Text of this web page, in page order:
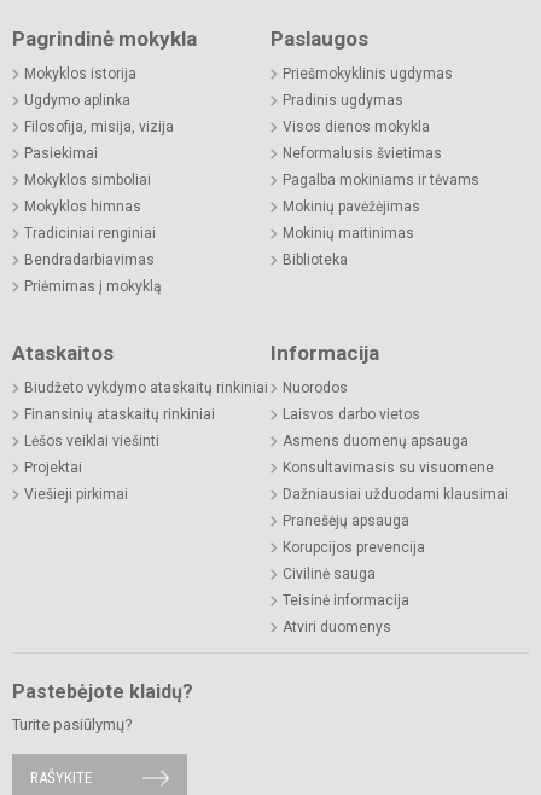
Pagrindinė mokykla
Mokyklos istorija
Ugdymo aplinka
Filosofija, misija, vizija
Pasiekimai
Mokyklos simboliai
Mokyklos himnas
Tradiciniai renginiai
Bendradarbiavimas
Priėmimas į mokyklą
Paslaugos
Priešmokyklinis ugdymas
Pradinis ugdymas
Visos dienos mokykla
Neformalusis švietimas
Pagalba mokiniams ir tėvams
Mokinių pavėžėjimas
Mokinių maitinimas
Biblioteka
Ataskaitos
Biudžeto vykdymo ataskaitų rinkiniai
Finansinių ataskaitų rinkiniai
Lėšos veiklai viešinti
Projektai
Viešieji pirkimai
Informacija
Nuorodos
Laisvos darbo vietos
Asmens duomenų apsauga
Konsultavimasis su visuomene
Dažniausiai užduodami klausimai
Pranešėjų apsauga
Korupcijos prevencija
Civilinė sauga
Teisinė informacija
Atviri duomenys
Pastebėjote klaidų?
Turite pasiūlymų?
RAŠYKITE